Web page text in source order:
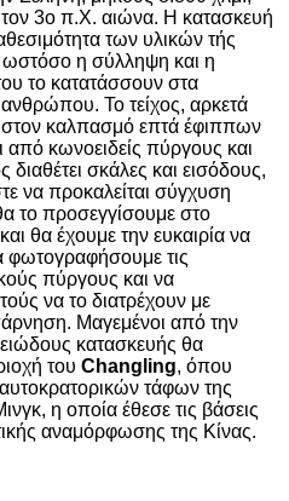
τον 3ο π.Χ. αιώνα. Η κατασκευή
των υλικών τής
ωστόσο η σύλληψη και η
το κατατάσσουν στα
Το τείχος, αρκετά
καλπασμό επτά έφιππων
κωνοειδείς πύργους και
σκάλες και εισόδους,
να προκαλείται σύγχυση
το προσεγγίσουμε στο
θα έχουμε την ευκαιρία να
τις
πύργους και να
να το διατρέχουν με
Μαγεμένοι από την
κατασκευής θα
του Changling, όπου
τάφων της
η οποία έθεσε τις βάσεις
αναμόρφωσης της Κίνας.